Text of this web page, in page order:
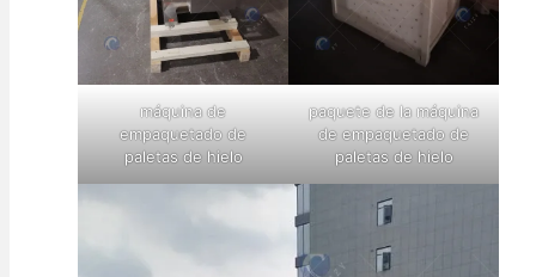
máquina de
empaquetado de
paletas de hielo
paquete de la máquina
de empaquetado de
paletas de hielo